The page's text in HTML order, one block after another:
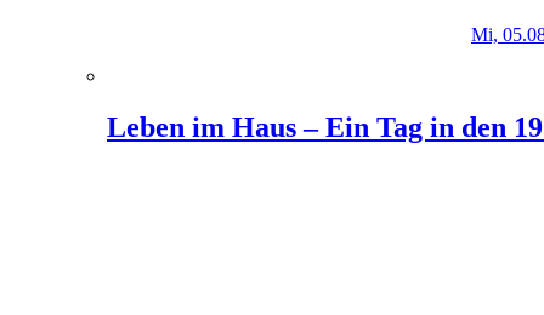
Mi,
Leben im Haus – Ein Tag in den